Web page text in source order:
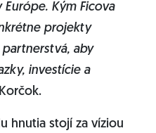
Kým Ficova
projekty
aby
investície a
hnutia stojí za víziou